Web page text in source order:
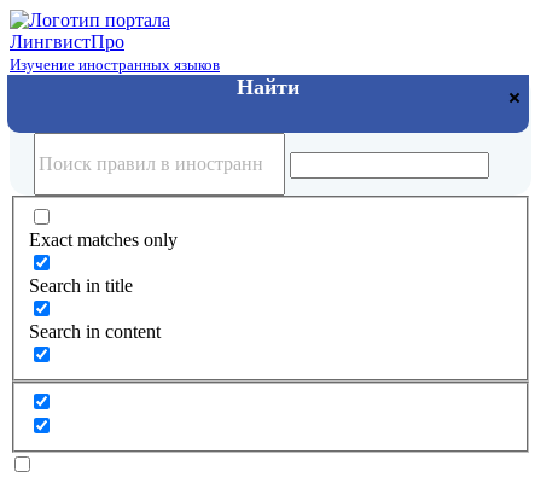
ЛингвистПро
Изучение иностранных языков
Exact matches only
Search in title
Search in content